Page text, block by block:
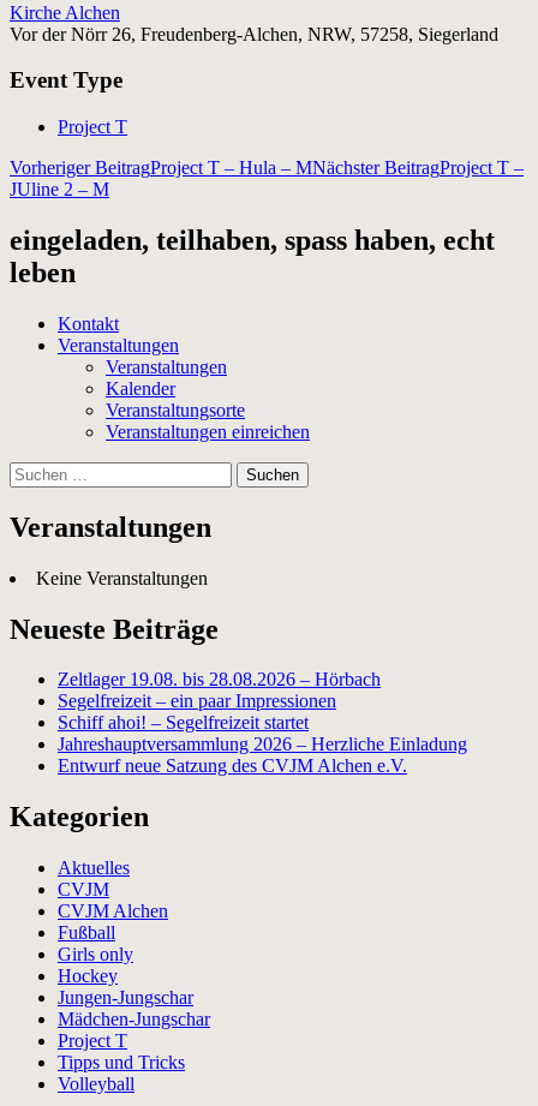
Kirche Alchen
Vor der Nörr 26, Freudenberg-Alchen, NRW, 57258, Siegerland
Event Type
Project T
Beitragsnavigation
Vorheriger BeitragProject T – Hula – MNächster BeitragProject T –
JUline 2 – M
eingeladen, teilhaben, spass haben, echt
leben
Kontakt
Veranstaltungen
Veranstaltungen
Kalender
Veranstaltungsorte
Veranstaltungen einreichen
Suchen
nach:
Veranstaltungen
Keine Veranstaltungen
Neueste Beiträge
Zeltlager 19.08. bis 28.08.2026 – Hörbach
Segelfreizeit – ein paar Impressionen
Schiff ahoi! – Segelfreizeit startet
Jahreshauptversammlung 2026 – Herzliche Einladung
Entwurf neue Satzung des CVJM Alchen e.V.
Kategorien
Aktuelles
CVJM
CVJM Alchen
Fußball
Girls only
Hockey
Jungen-Jungschar
Mädchen-Jungschar
Project T
Tipps und Tricks
Volleyball